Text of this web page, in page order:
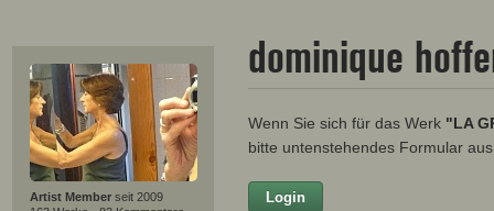
Artist Memberseit 2009
dominique
Wenn Sie sich für das Werk "LA
bitte untenstehendes Formular
Login